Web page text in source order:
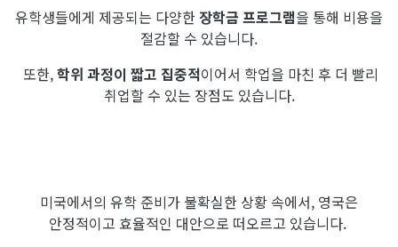
유학생들에게 제공되는 다양한장학금 프로그램을 통해 비용을
절감할 수 있습니다.
또한,학위 과정이 짧고 집중적이어서 학업을 마친 후 더 빨리
취업할 수 있는 장점도 있습니다.
미국에서의 유학 준비가 불확실한 상황 속에서, 영국은
안정적이고 효율적인 대안으로 떠오르고 있습니다.